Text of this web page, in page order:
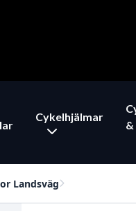
Cykelhjälmar
&
Landsväg